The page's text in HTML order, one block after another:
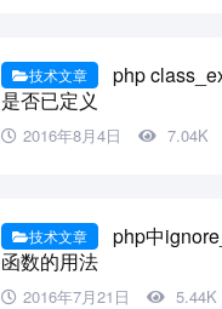
技术文章
php
是否已定义
2016年8月4日 7.04K
技术文章
php中
函数的用法
2016年7月21日 5.44K